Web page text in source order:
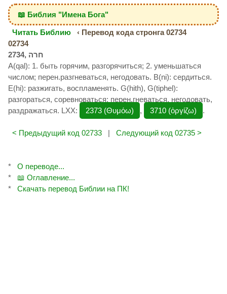
📖 Библия "Имена Бога"
Читать Библию
‹ Перевод кода стронга 02734
02734
A(qal): 1. быть горячим, разгорячиться; 2. уменьшаться
числом; перен.разгневаться, негодовать. B(ni): сердиться.
E(hi): разжигать, воспламенять. G(hith), G(tiphel):
разгораться, соревноваться; перен.гневаться, негодовать,
раздражаться. LXX:
2373 (Θυμόω) , 3710 (ὀργίζω) .
< Предыдущий код 02733 | Следующий код 02735 >
*
О переводе...
*
📖 Оглавление...
*
Скачать перевод Библии на ПК!